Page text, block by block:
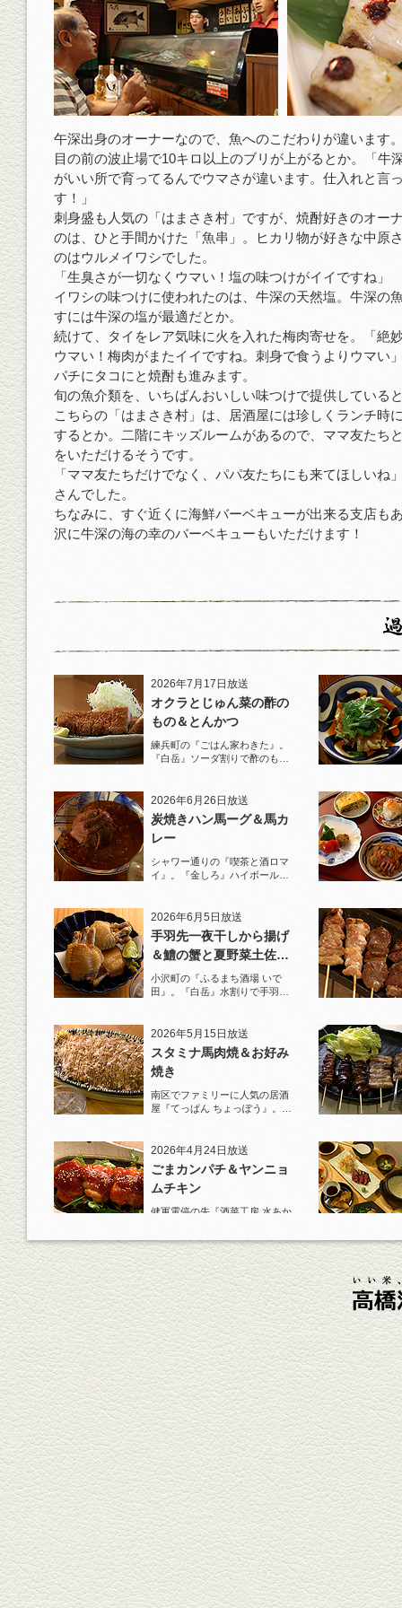
午深出身のオーナーなので、魚へのこだわりが違います
目の前の波止場で10キロ以上のブリが上がるとか。「牛
がいい所で育ってるんでウマさが違います。仕入れと言
す！」
刺身盛も人気の「はまさき村」ですが、焼酎好きのオー
のは、ひと手間かけた「魚串」。ヒカリ物が好きな中原
のはウルメイワシでした。
「生臭さが一切なくウマい！塩の味つけがイイですね」
イワシの味つけに使われたのは、牛深の天然塩。牛深の
すには牛深の塩が最適だとか。
続けて、タイをレア気味に火を入れた梅肉寄せを。「絶
ウマい！梅肉がまたイイですね。刺身で食うよりウマい
パチにタコにと焼酎も進みます。
旬の魚介類を、いちばんおいしい味つけで提供している
こちらの「はまさき村」は、居酒屋には珍しくランチ時
するとか。二階にキッズルームがあるので、ママ友たち
をいただけるそうです。
「ママ友たちだけでなく、パパ友たちにも来てほしいね
さんでした。
ちなみに、すぐ近くに海鮮バーベキューが出来る支店も
沢に牛深の海の幸のバーベキューもいただけます！
2026年7月17日放送
オクラとじゅん菜の酢の
もの＆とんかつ
練兵町の『ごはん家わきた』。
『白岳』ソーダ割りで酢のもの
2026年6月26日放送
炭焼きハン馬ーグ＆馬カ
レー
シャワー通りの『喫茶と酒ロマ
イ』。『金しろ』ハイボールで
2026年6月5日放送
手羽先一夜干しから揚げ
＆鱧の蟹と夏野菜土佐酢
ジュレがけ
小沢町の『ふるまち酒場 いで
田』。『白岳』水割りで手羽先
2026年5月15日放送
スタミナ馬肉焼＆お好み
焼き
南区でファミリーに人気の居酒
屋『てっぱん ちょっぽう』。王
2026年4月24日放送
ごまカンパチ＆ヤンニョ
ムチキン
健軍電停の先『酒菜工房 水あか
杯！まずは『ごまカンパチ』を
肴に。
2026年4月3日放送
元祖 鶏焼売＆牛テールの
土鍋めし
健軍電停そば『湯気立つ料理』
が名物の『yuge(ゆげ)』へ。
『白岳』を使った『旨み緑茶
割』で乾杯！
2026年3月13日放送
焼鳥おまかせ８本
健軍自衛隊通り『焼鳥 菖蒲谷』
で最高級の焼鳥を味わう。『銀
しろ...
2026年2月20日放送
1000円で飲めますｾｯﾄ＆
至福のﾊﾑｶﾂ など
東区の健軍電停のそば『居酒屋
食堂いしばしさん家』は、賑や
かでお...